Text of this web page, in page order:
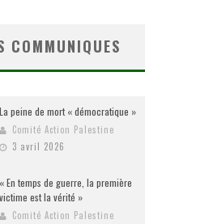
COMMUNIQUES
La peine de mort « démocratique »
Comité Action Palestine
3 avril 2026
« En temps de guerre, la première
victime est la vérité »
Comité Action Palestine